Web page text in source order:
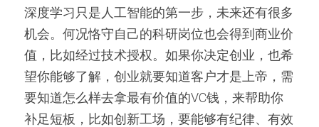
深度学习只是人工智能的第一步，未来还有很多
机会。何况恪守自己的科研岗位也会得到商业价
值，比如经过技术授权。如果你决定创业，也希
望你能够了解，创业就要知道客户才是上帝，需
要知道怎么样去拿最有价值的VC钱，来帮助你
补足短板，比如创新工场，要能够有纪律、有效